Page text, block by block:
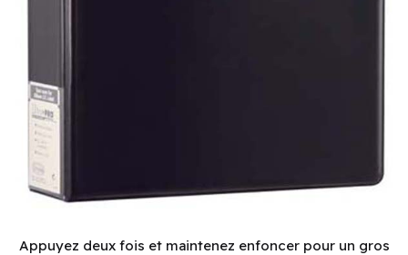
Appuyez deux fois et maintenez enfoncer pour un gros